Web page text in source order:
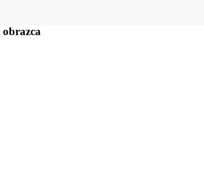
obrazca